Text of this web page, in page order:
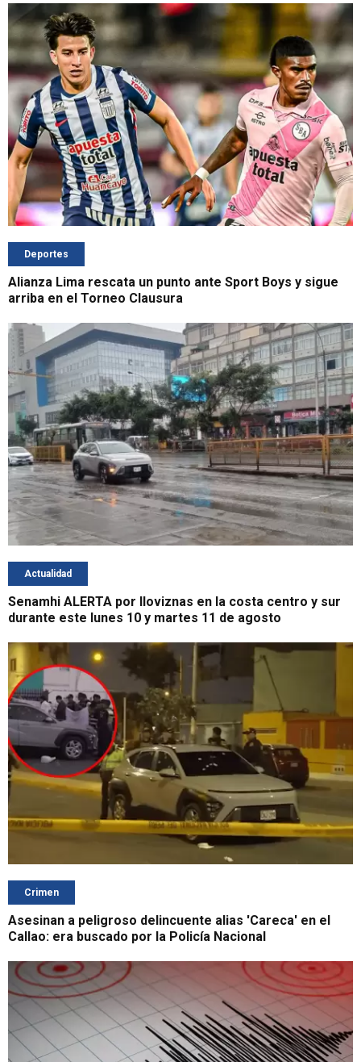
Deportes
Alianza Lima rescata un punto ante Sport Boys y sigue
arriba en el Torneo Clausura
Actualidad
Senamhi ALERTA por lloviznas en la costa centro y sur
durante este lunes 10 y martes 11 de agosto
Crimen
Asesinan a peligroso delincuente alias 'Careca' en el
Callao: era buscado por la Policía Nacional